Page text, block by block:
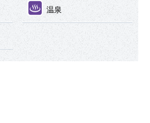
⑩ 温泉